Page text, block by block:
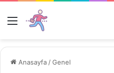
Menü
Anasayfa /Genel